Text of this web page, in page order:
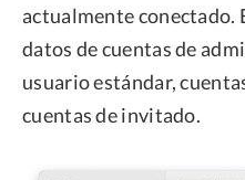
actualmente conectado.
datos de cuentas de
usuario estándar,
cuentas de invitado.